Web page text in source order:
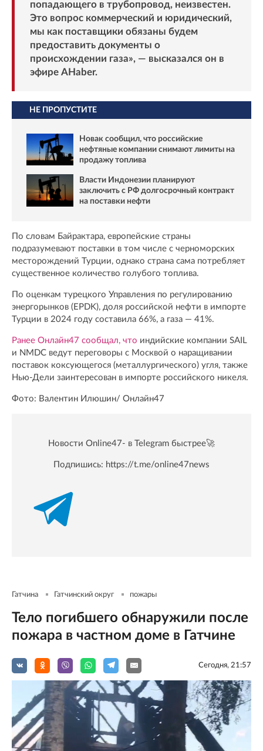
попадающего в трубопровод, неизвестен.
Это вопрос коммерческий и юридический,
мы как поставщики обязаны будем
предоставить документы о
происхождении газа», — высказался он в
эфире AHaber.
НЕ ПРОПУСТИТЕ
Новак сообщил, что российские
нефтяные компании снимают лимиты на
продажу топлива
Власти Индонезии планируют
заключить с РФ долгосрочный контракт
на поставки нефти
По словам Байрактара, европейские страны
подразумевают поставки в том числе с черноморских
месторождений Турции, однако страна сама потребляет
существенное количество голубого топлива.
По оценкам турецкого Управления по регулированию
энергорынков (EPDK), доля российской нефти в импорте
Турции в 2024 году составила 66%, а газа — 41%.
Ранее Онлайн47 сообщал, что индийские компании SAIL
и NMDC ведут переговоры с Москвой о наращивании
поставок коксующегося (металлургического) угля, также
Нью-Дели заинтересован в импорте российского никеля.
Фото: Валентин Илюшин/ Oнлайн47
Новости Online47- в Telegram быстрее🚀
Подпишись: https://t.me/online47news
Гатчина Гатчинский округ пожары
Тело погибшего обнаружили после
пожара в частном доме в Гатчине
Сегодня, 21:57